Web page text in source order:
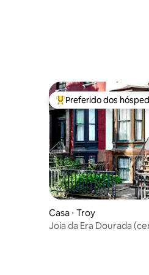
Entre os melhores
Preferido dos
Casa ⋅ Troy
Joia da Era Dourada